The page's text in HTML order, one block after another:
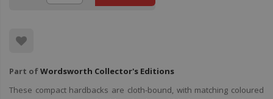
Part ofWordsworth Collector's Editions
These compact hardbacks are cloth-bound, with matching coloured